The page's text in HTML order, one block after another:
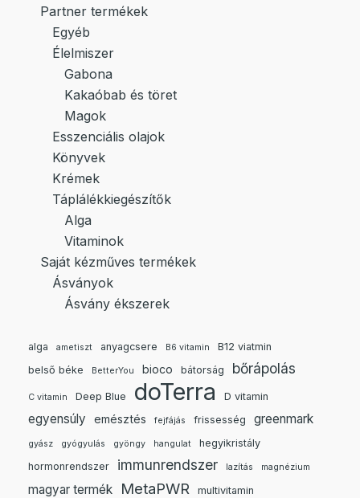
Partner termékek
Egyéb
Élelmiszer
Gabona
Kakaóbab és töret
Magok
Esszenciális olajok
Könyvek
Krémek
Táplálékkiegészítők
Alga
Vitaminok
Saját kézműves termékek
Ásványok
Ásvány ékszerek
alga ametiszt anyagcsere B6 vitamin
B12 viatmin
belső béke
BetterYou bioco bátorság bőrápolás
C vitamin Deep Blue doTerra D vitamin
egyensúly emésztés fejfájás frissesség greenmark
gyász gyógyulás gyöngy hangulat
hegyikristály
hormonrendszer
immunrendszer lazítás magnézium
magyar termék MetaPWR multivitamin